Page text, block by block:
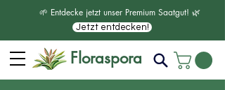
🌱 Entdecke jetzt unser Premium Saatgut! 🌿
Jetzt entdecken!
Floraspora